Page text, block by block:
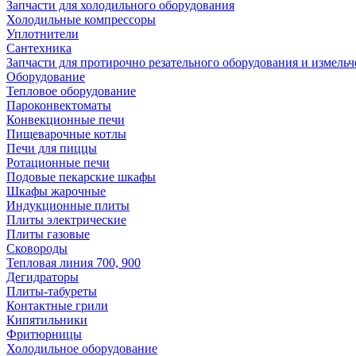
Запчасти для холодильного оборудования
Холодильные компрессоры
Уплотнители
Сантехника
Запчасти для протирочно резательного оборудования и
Оборудование
Тепловое оборудование
Пароконвектоматы
Конвекционные печи
Пищеварочные котлы
Печи для пиццы
Ротационные печи
Подовые пекарские шкафы
Шкафы жарочные
Индукционные плиты
Плиты электрические
Плиты газовые
Сковороды
Тепловая линия 700, 900
Дегидраторы
Плиты-табуреты
Контактные грили
Кипятильники
Фритюрницы
Холодильное оборудование